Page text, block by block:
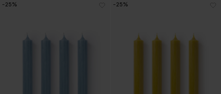
-25% -25%